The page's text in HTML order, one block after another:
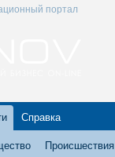
портал
Справка
Происшествия